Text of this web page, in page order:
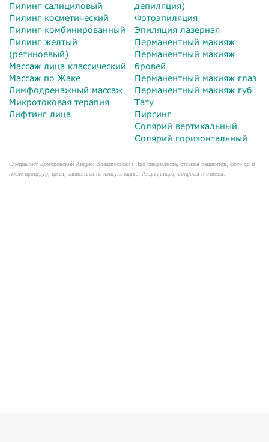
Пилинг салициловый
Пилинг косметический
Пилинг комбинированный
Пилинг желтый
(ретиноевый)
Массаж лица классический
Массаж по Жаке
Лимфодренажный массаж
Микротоковая терапия
Лифтинг лица
депиляция)
Фотоэпиляция
Эпиляция лазерная
Перманентный макияж
Перманентный макияж
бровей
Перманентный макияж глаз
Перманентный макияж губ
Тату
Пирсинг
Солярий вертикальный
Солярий горизонтальный
Специалист Домбровский Андрей Владимирович.Про специалиста, отзывы пациентов, фото до и
после процедур, цены, записаться на консультацию. Акции,видео, вопросы и ответы.